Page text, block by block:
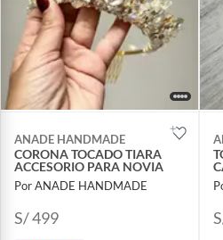
ANADE HANDMADE
CORONA TOCADO TIARA
ACCESORIO PARA NOVIA
Por ANADE HANDMADE
S/ 499